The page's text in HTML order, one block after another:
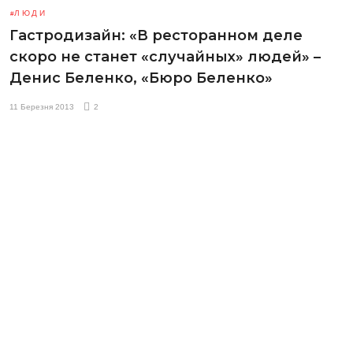
ЛЮДИ
Гастродизайн: «В ресторанном деле
скоро не станет «случайных» людей» –
Денис Беленко, «Бюро Беленко»
11 Березня 2013 2